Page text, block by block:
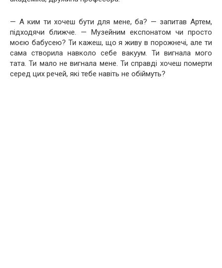
— А ким ти хочеш бути для мене, ба? — запитав Артем,
підходячи ближче. — Музейним експонатом чи просто
моєю бабусею? Ти кажеш, що я живу в порожнечі, але ти
сама створила навколо себе вакуум. Ти вигнала мого
тата. Ти мало не вигнала мене. Ти справді хочеш померти
серед цих речей, які тебе навіть не обіймуть?